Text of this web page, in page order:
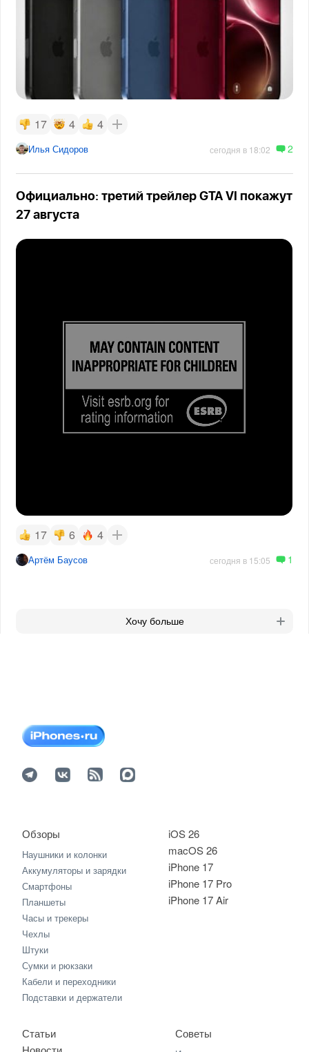
17 4 4
Илья Сидоров сегодня в 18:02 2
Официально: третий трейлер GTA VI покажут
27 августа
17 6 4
Артём Баусов сегодня в 15:05 1
Хочу больше
iOS 26
macOS 26
iPhone 17
iPhone 17 Pro
iPhone 17 Air
Обзоры
Наушники и колонки
Аккумуляторы и зарядки
Смартфоны
Планшеты
Часы и трекеры
Чехлы
Штуки
Сумки и рюкзаки
Кабели и переходники
Подставки и держатели
Статьи
Советы